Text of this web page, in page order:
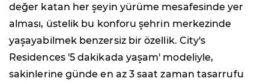
değer katan her şeyin yürüme mesafesinde yer
alması, üstelik bu konforu şehrin merkezinde
yaşayabilmek benzersiz bir özellik. City's
Residences '5 dakikada yaşam' modeliyle,
sakinlerine günde en az 3 saat zaman tasarrufu